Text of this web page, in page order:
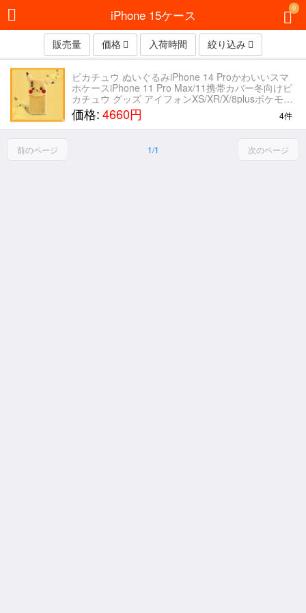
0
iPhone 15ケース
販売量 価格 入荷時間 絞り込み
ピカチュウ ぬいぐるみiPhone 14 Proかわいいスマ
ホケースiPhone 11 Pro Max/11携帯カバー冬向けピ
カチュウ グッズ アイフォンXS/XR/X/8plusポケモン
キャラクター黄色ふわふわxs xmaxケース女子
価格:4660円 4件
前のページ 1/1 次のページ